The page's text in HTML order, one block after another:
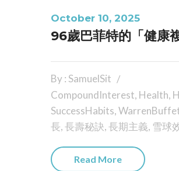
October 10, 2025
96歲巴菲特的「健康
By : SamuelSit
CompoundInterest, Health,
SuccessHabits,
長,長壽秘訣,長期主義, 雪球
Read More